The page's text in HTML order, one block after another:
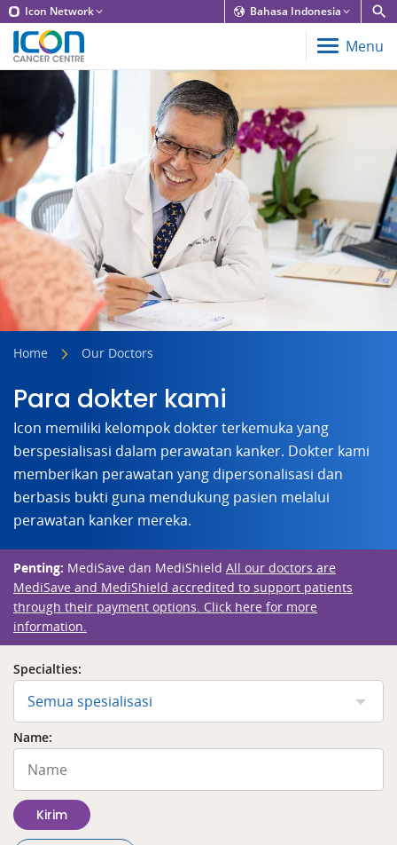
Icon Network Bahasa Indonesia
Menu
Home Our Doctors
Para dokter kami
Icon memiliki kelompok dokter terkemuka yang
berspesialisasi dalam perawatan kanker. Dokter kami
memberikan perawatan yang dipersonalisasi dan
berbasis bukti guna mendukung pasien melalui
perawatan kanker mereka.
Penting: MediSave dan MediShield All our doctors are
MediSave and MediShield accredited to support patients
through their payment options. Click here for more
information.
Specialties:
Semua spesialisasi
Name:
Kirim